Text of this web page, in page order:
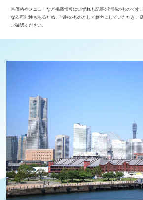
※価格やメニューなど掲載情報はいずれも記事公開時のものです
なる可能性もあるため、当時のものとして参考にしていただき、
ご確認ください。